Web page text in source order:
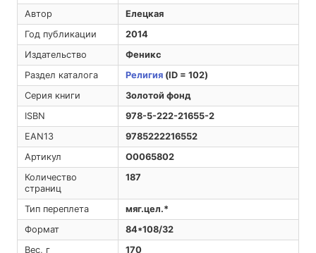
Автор
Елецкая
Год публикации
2014
Издательство
Феникс
Раздел каталога
Религия(ID = 102)
Серия книги
Золотой фонд
ISBN
978-5-222-21655-2
EAN13
9785222216552
Артикул
O0065802
Количество
страниц
187
Тип переплета
мяг.цел.*
Формат
84*108/32
Вес, г
170